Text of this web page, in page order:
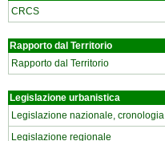
CRCS
Rapporto dal Territorio
Rapporto dal Territorio
Legislazione urbanistica
Legislazione nazionale, cronologia
Legislazione regionale